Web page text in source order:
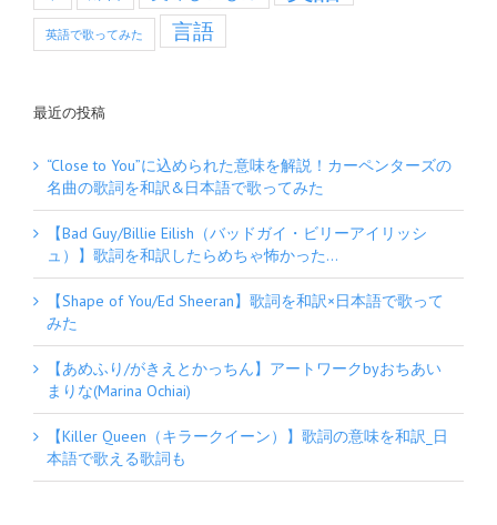
英語で歌ってみた 言語
最近の投稿
“Close to You”に込められた意味を解説！カーペンターズの
名曲の歌詞を和訳&日本語で歌ってみた
【Bad Guy/Billie Eilish（バッドガイ・ビリーアイリッシ
ュ）】歌詞を和訳したらめちゃ怖かった…
【Shape of You/Ed Sheeran】歌詞を和訳×日本語で歌って
みた
【あめふり/がきえとかっちん】アートワークbyおちあい
まりな(Marina Ochiai)
【Killer Queen（キラークイーン）】歌詞の意味を和訳_日
本語で歌える歌詞も